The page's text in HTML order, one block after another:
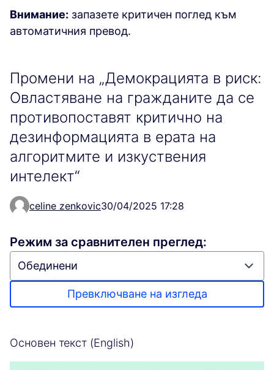
Внимание: запазете критичен поглед към
автоматичния превод.
Промени на „Демокрацията в риск:
Овластяване на гражданите да се
противопоставят критично на
дезинформацията в ерата на
алгоритмите и изкуствения
интелект“
celine zenkovic30/04/2025 17:28
Режим за сравнителен преглед:
Превключване на изгледа
Основен текст (English)